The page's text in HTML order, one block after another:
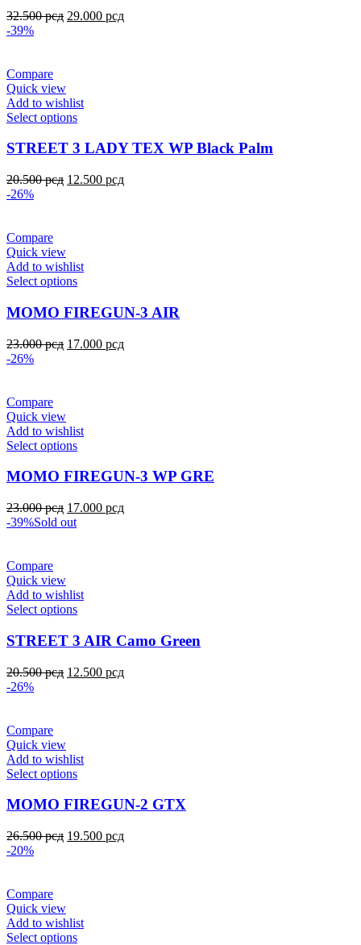
32.500рсд 29.000 рсд
-39%
Compare
Quick view
Add to wishlist
Select options
STREET 3 LADY TEX WP Black Palm
20.500рсд 12.500 рсд
-26%
Compare
Quick view
Add to wishlist
Select options
MOMO FIREGUN-3 AIR
23.000рсд 17.000 рсд
-26%
Compare
Quick view
Add to wishlist
Select options
MOMO FIREGUN-3 WP GRE
23.000рсд 17.000 рсд
-39%Sold out
Compare
Quick view
Add to wishlist
Select options
STREET 3 AIR Camo Green
20.500рсд 12.500 рсд
-26%
Compare
Quick view
Add to wishlist
Select options
MOMO FIREGUN-2 GTX
26.500рсд 19.500 рсд
-20%
Compare
Quick view
Add to wishlist
Select options